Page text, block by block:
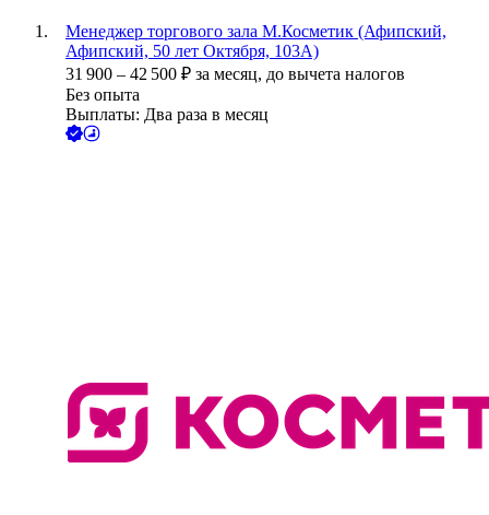
Менеджер торгового зала М.Косметик (Афипский,
Афипский, 50 лет Октября, 103А)
31 900 – 42 500 ₽ за месяц, до вычета налогов
Без опыта
Выплаты: Два раза в месяц